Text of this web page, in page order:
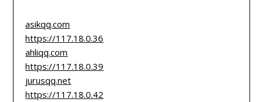
asikqq.com
https://117.18.0.36
ahliqq.com
https://117.18.0.39
jurusqq.net
https://117.18.0.42